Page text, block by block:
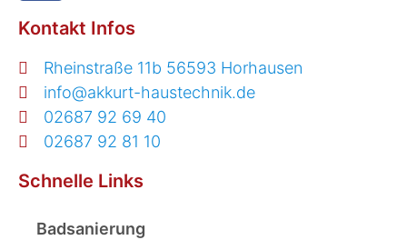
Kontakt Infos
Rheinstraße 11b 56593 Horhausen
info@akkurt-haustechnik.de
02687 92 69 40
02687 92 81 10
Schnelle Links
Badsanierung